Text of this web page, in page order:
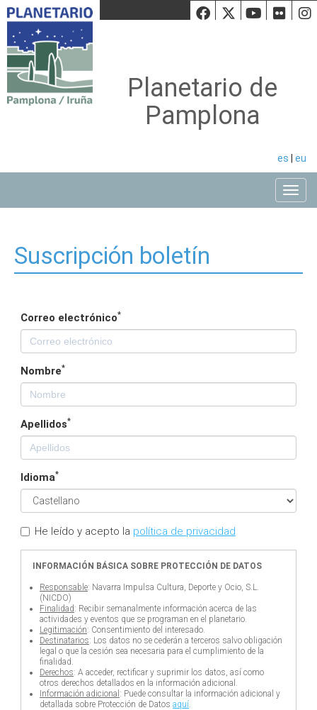
Facebook
Twiiter
Planetario de
Pamplona
es eu
Suscripción boletín
Correo electrónico*
Nombre*
Apellidos*
Idioma*
He leído y acepto la política de privacidad
INFORMACIÓN BÁSICA SOBRE PROTECCIÓN DE DATOS
Responsable: Navarra Impulsa Cultura, Deporte y Ocio, S.L.
(NICDO)
Finalidad: Recibir semanalmente información acerca de las
actividades y eventos que se programan en el planetario.
Legitimación: Consentimiento del interesado.
Destinatarios: Los datos no se cederán a terceros salvo obligación
legal o que la cesión sea necesaria para el cumplimiento de la
finalidad.
Derechos: A acceder, rectificar y suprimir los datos, así como
otros derechos detallados en la información adicional.
Información adicional : Puede consultar la información adicional y
detallada sobre Protección de Datos aquí